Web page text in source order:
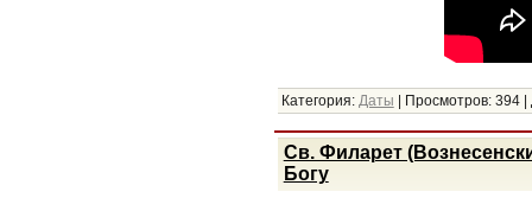
Категория: Даты | Просмотров: 394 |
Св. Филарет
Богу